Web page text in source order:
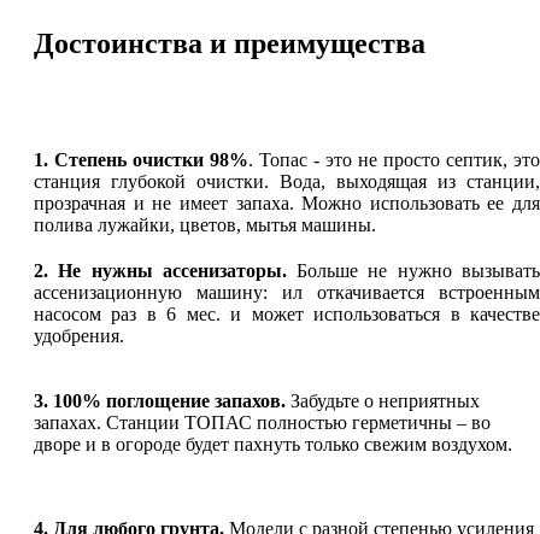
Достоинства и преимущества
1. Степень очистки 98%. Топас - это не просто септик, это
станция глубокой очистки. Вода, выходящая из станции,
прозрачная и не имеет запаха. Можно использовать ее для
полива лужайки, цветов, мытья машины.
2. Не нужны ассенизаторы.Больше не нужно вызывать
ассенизационную машину: ил откачивается встроенным
насосом раз в 6 мес. и может использоваться в качестве
удобрения.
3. 100% поглощение запахов. Забудьте о неприятных
запахах. Станции ТОПАС полностью герметичны – во
дворе и в огороде будет пахнуть только свежим воздухом.
4. Для любого грунта. Модели с разной степенью усиления